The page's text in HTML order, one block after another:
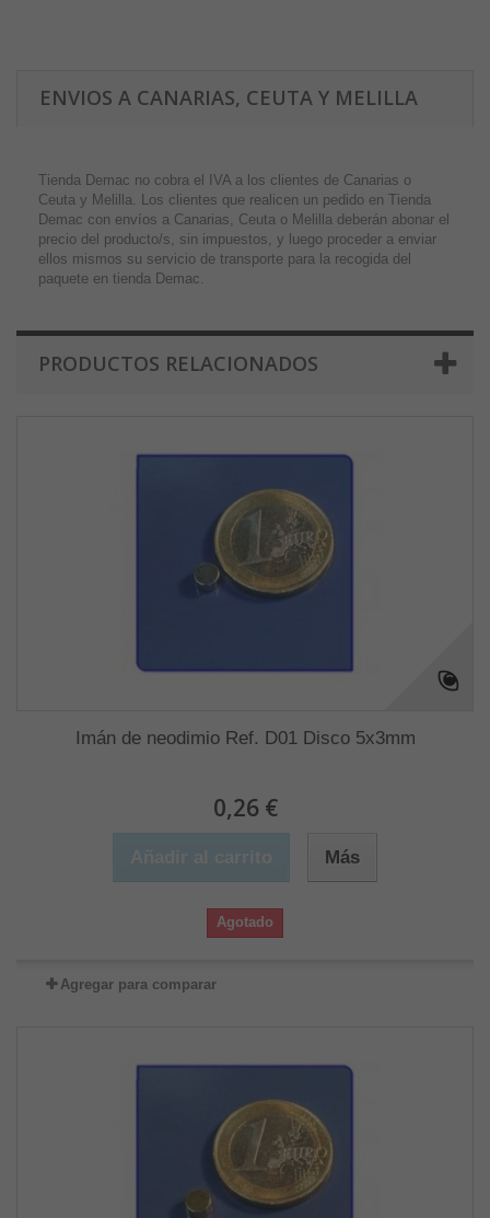
ENVIOS A CANARIAS, CEUTA Y MELILLA
Tienda Demac no cobra el IVA a los clientes de Canarias o
Ceuta y Melilla. Los clientes que realicen un pedido en Tienda
Demac con envíos a Canarias, Ceuta o Melilla deberán abonar el
precio del producto/s, sin impuestos, y luego proceder a enviar
ellos mismos su servicio de transporte para la recogida del
paquete en tienda Demac.
PRODUCTOS RELACIONADOS
Imán de neodimio Ref. D01 Disco 5x3mm
0,26 €
Más
Agotado
Agregar para comparar